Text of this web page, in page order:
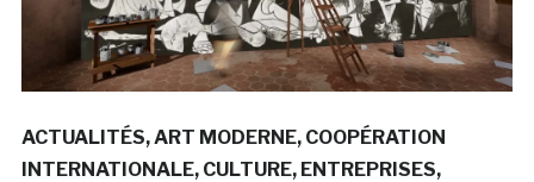
ACTUALITÉS ART MODERNE COOPÉRATION
INTERNATIONALE CULTURE ENTREPRISES